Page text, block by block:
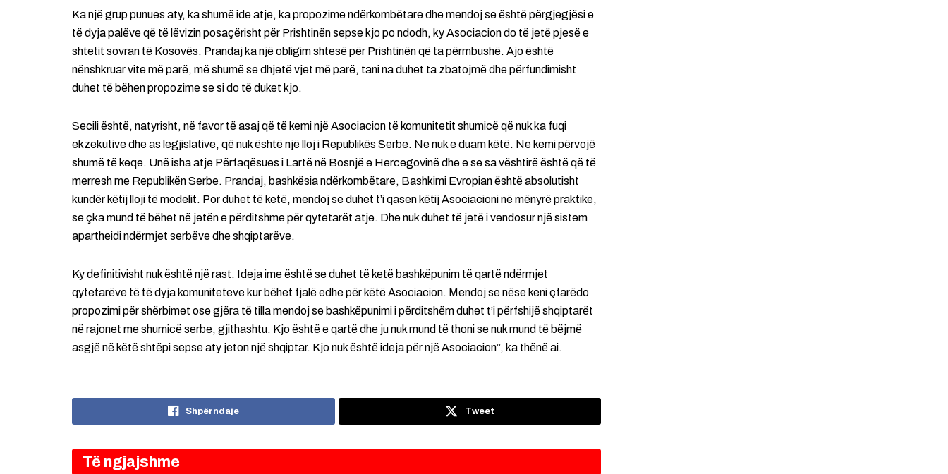
Ka një grup punues aty, ka shumë ide atje, ka propozime ndërkombëtare dhe mendoj se është përgjegjësi e
të dyja palëve që të lëvizin posaçërisht për Prishtinën sepse kjo po ndodh, ky Asociacion do të jetë pjesë e
shtetit sovran të Kosovës. Prandaj ka një obligim shtesë për Prishtinën që ta përmbushë. Ajo është
nënshkruar vite më parë, më shumë se dhjetë vjet më parë, tani na duhet ta zbatojmë dhe përfundimisht
duhet të bëhen propozime se si do të duket kjo.
Secili është, natyrisht, në favor të asaj që të kemi një Asociacion të komunitetit shumicë që nuk ka fuqi
ekzekutive dhe as legjislative, që nuk është një lloj i Republikës Serbe. Ne nuk e duam këtë. Ne kemi përvojë
shumë të keqe. Unë isha atje Përfaqësues i Lartë në Bosnjë e Hercegovinë dhe e se sa vështirë është që të
merresh me Republikën Serbe. Prandaj, bashkësia ndërkombëtare, Bashkimi Evropian është absolutisht
kundër këtij lloji të modelit. Por duhet të ketë, mendoj se duhet t’i qasen këtij Asociacioni në mënyrë praktike,
se çka mund të bëhet në jetën e përditshme për qytetarët atje. Dhe nuk duhet të jetë i vendosur një sistem
apartheidi ndërmjet serbëve dhe shqiptarëve.
Ky definitivisht nuk është një rast. Ideja ime është se duhet të ketë bashkëpunim të qartë ndërmjet
qytetarëve të të dyja komuniteteve kur bëhet fjalë edhe për këtë Asociacion. Mendoj se nëse keni çfarëdo
propozimi për shërbimet ose gjëra të tilla mendoj se bashkëpunimi i përditshëm duhet t’i përfshijë shqiptarët
në rajonet me shumicë serbe, gjithashtu. Kjo është e qartë dhe ju nuk mund të thoni se nuk mund të bëjmë
asgjë në këtë shtëpi sepse aty jeton një shqiptar. Kjo nuk është ideja për një Asociacion”, ka thënë ai.
Shpërndaje Tweet
Të ngjajshme